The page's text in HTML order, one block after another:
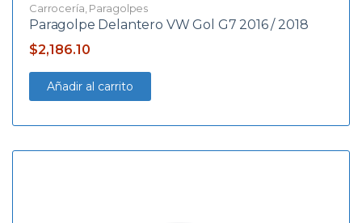
Carrocería Paragolpes
Paragolpe Delantero VW Gol G7 2016 / 2018
$2,186.10
Añadir al carrito